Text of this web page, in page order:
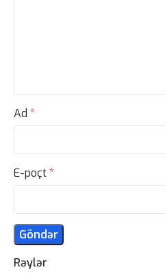
Rəylər
Ad *
E-poçt*